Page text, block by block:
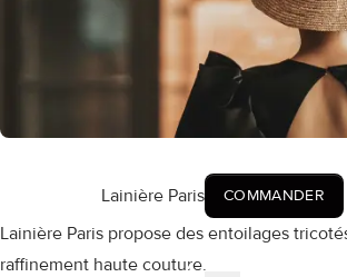
Lainière Paris COMMANDER
Lainière Paris propose des entoilages
raffinement haute couture.